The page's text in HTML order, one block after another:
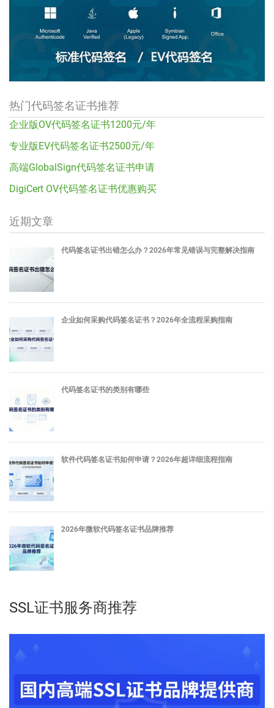
热门代码签名证书推荐
企业版OV代码签名证书1200元/年
专业版EV代码签名证书2500元/年
高端GlobalSign代码签名证书申请
DigiCert OV代码签名证书优惠购买
近期文章
代码签名证书出错怎么办？2026年常见错误与完整解决指南
企业如何采购代码签名证书？2026年全流程采购指南
代码签名证书的类别有哪些
软件代码签名证书如何申请？2026年超详细流程指南
2026年微软代码签名证书品牌推荐
SSL证书服务商推荐